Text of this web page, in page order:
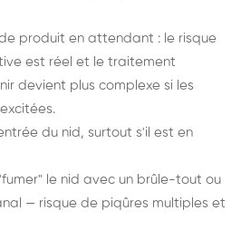
produit en attendant : le risque
est réel et le traitement
devient plus complexe si les
du nid, surtout s'il est en
le nid avec un brûle-tout ou
— risque de piqûres multiples et